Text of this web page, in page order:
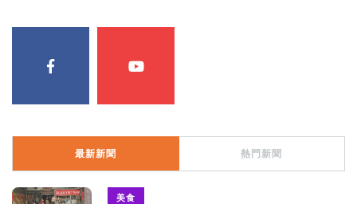
最新新聞 熱門新聞
美食